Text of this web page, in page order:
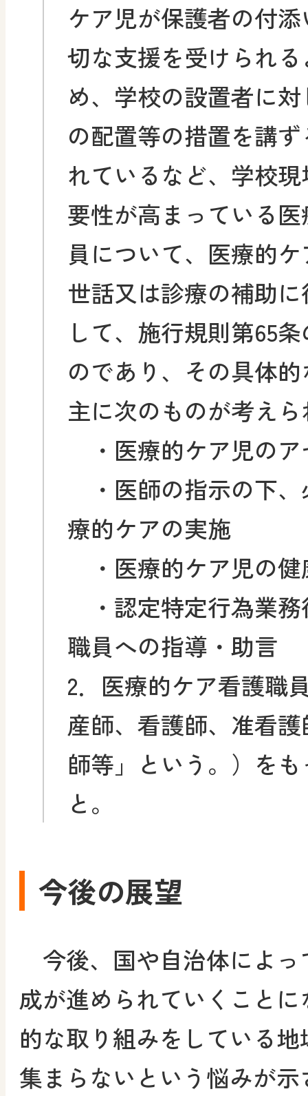
ケア児が保護者の付
切な支援を受けられ
め、学校の設置者に
の配置等の措置を講
れているなど、学校
要性が高まっている
員について、医療的
世話又は診療の補助
して、施行規則第65
のであり、その具体
主に次のものが考え
・医療的ケア児のア
・医師の指示の下
療的ケアの実施
・医療的ケア児の健
・認定特定行為業
職員への指導・助言
2．医療的ケア看護職
産師、看護師、准看
師等」という。）を
と。
今後の展望
今後、国や自治体によっ
成が進められていくこと
的な取り組みをしている
集まらないという悩みが